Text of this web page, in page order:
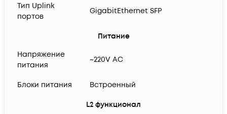
Тип Uplink
портов
GigabitEthernet SFP
Питание
Напряжение
питания
~220V AC
Блоки питания Встроенный
L2 функционал